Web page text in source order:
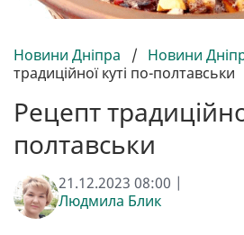
Новини Дніпра / Новини
традиційної куті по-полтавськи
Рецепт
полтавськи
21.12.2023 08:00 |
Людмила Блик